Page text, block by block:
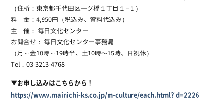
（住所：東京都千代田区一ツ橋１丁目１−１）
料 金：4,950円（税込み、資料代込み）
主 催： 毎日文化センター
お問合せ： 毎日文化センター事務局
（月～金10時～19時半、土10時〜15時、日祝休）
Tel．03-3213-4768
▼お申し込みはこちらから！
https://www.mainichi-ks.co.jp/m-culture/each.html?id=2226